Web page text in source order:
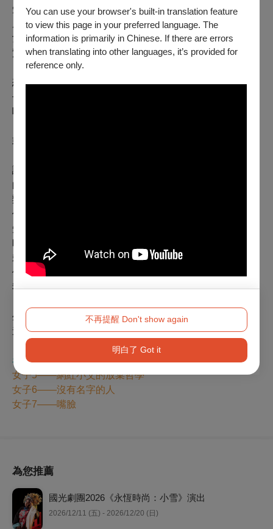
You can use your browser's built-in translation feature
to view this page in your preferred language. The
information is primarily in Chinese. If there are errors
when translating into other languages, it’s provided for
reference only.
不再提醒 Don't show again
明白了 Got it
知有一群從遠方特地來看我演出的同學，在門口等著我。
原來他們是學表演的，他們老師常常用我那個版本的陌生
女子和他們討論角色的塑造等等題目，我真的是受寵若
驚。
想起此事的我，又回到了那個遺憾，「如果現在的我，再
去演陌生女子，再去尋找劉子驥，又會是什麼樣子的
或許就是什麼都不知道才是最精采的吧。
講得好像我已經知道陌生女子和劉子驥是什麼意思了似
的，不，我依然不知道。然而事情就是這樣，我們總是想
辦法要知道這個、知道那個，好預設這個、預設那個，
但，你幹嘛要知道呢？又何必要預設呢？生命中的劇作家
知道就好了呀，我們就坐在那邊，儆醒而聽，輪到我們的
時候，就站起來，走過去，開始我們的表演，就像當年的
賴老師，他就是知道他的創作是什麼意思，他讓我成為了
他要的樣子，也成為了當時他要的那個陌生女子，並不是
我有多厲害。
生命也是這樣的，生命裡的劇作家絕對會幫助你的，祂知
道祂在做什麼，並不需要靠我們自己多厲害。
看看駐站作家其他專欄文章
女子5——網紅小艾的放棄哲學
女子6——沒有名字的人
女子7——嘴臉
為您推薦
國光劇團2026《永恆時尚：小雪》演出
2026/12/11 (五) - 2026/12/20 (日)